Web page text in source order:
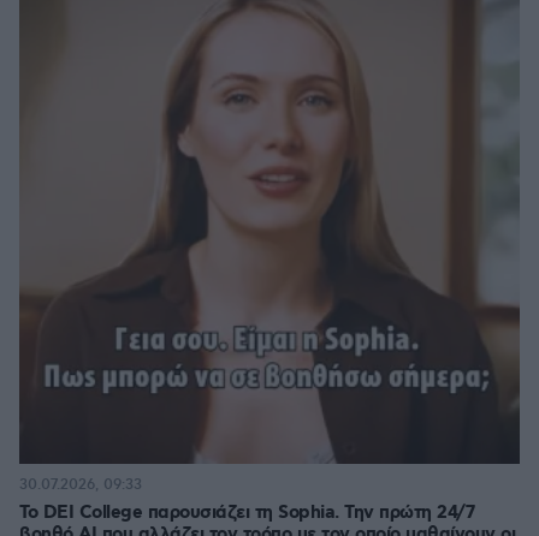
Το DEI College παρουσιάζει τη Sophia. Την πρώτη 24/7
30.07.2026, 09:33